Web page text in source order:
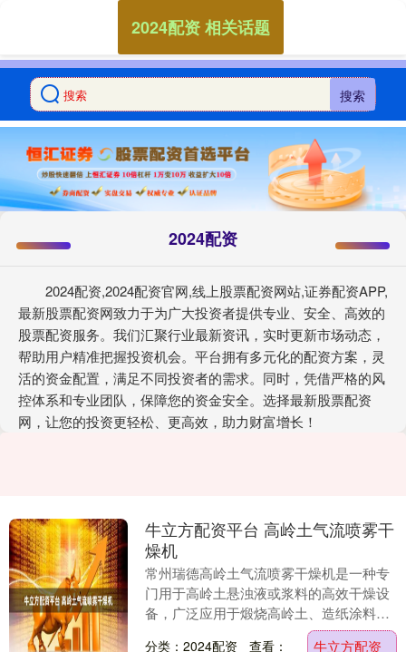
搜索
2024配资
2024配资,2024配资官网,线上股票配资网站,证券配资APP,
最新股票配资网致力于为广大投资者提供专业、安全、高效的
股票配资服务。我们汇聚行业最新资讯，实时更新市场动态，
帮助用户精准把握投资机会。平台拥有多元化的配资方案，灵
活的资金配置，满足不同投资者的需求。同时，凭借严格的风
控体系和专业团队，保障您的资金安全。选择最新股票配资
网，让您的投资更轻松、更高效，助力财富增长！
2024配资 相关话题
牛立方配资平台 高岭土气流喷雾干
燥机
常州瑞德高岭土气流喷雾干燥机是一种专
门用于高岭土悬浊液或浆料的高效干燥设
备，广泛应用于煅烧高岭土、造纸涂料、
陶瓷原料等行业。根据雾化方式的不同，
分类：2024配资
查看：
牛立方配资